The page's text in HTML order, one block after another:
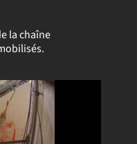
la chaîne